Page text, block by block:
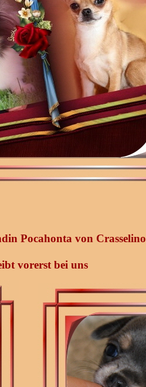
Pocahonta von Crasselino
vorerst bei uns